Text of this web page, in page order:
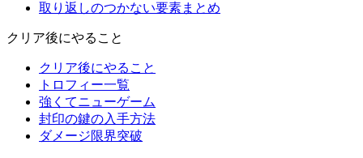
取り返しのつかない要素まとめ
クリア後にやること
クリア後にやること
トロフィー一覧
強くてニューゲーム
封印の鍵の入手方法
ダメージ限界突破